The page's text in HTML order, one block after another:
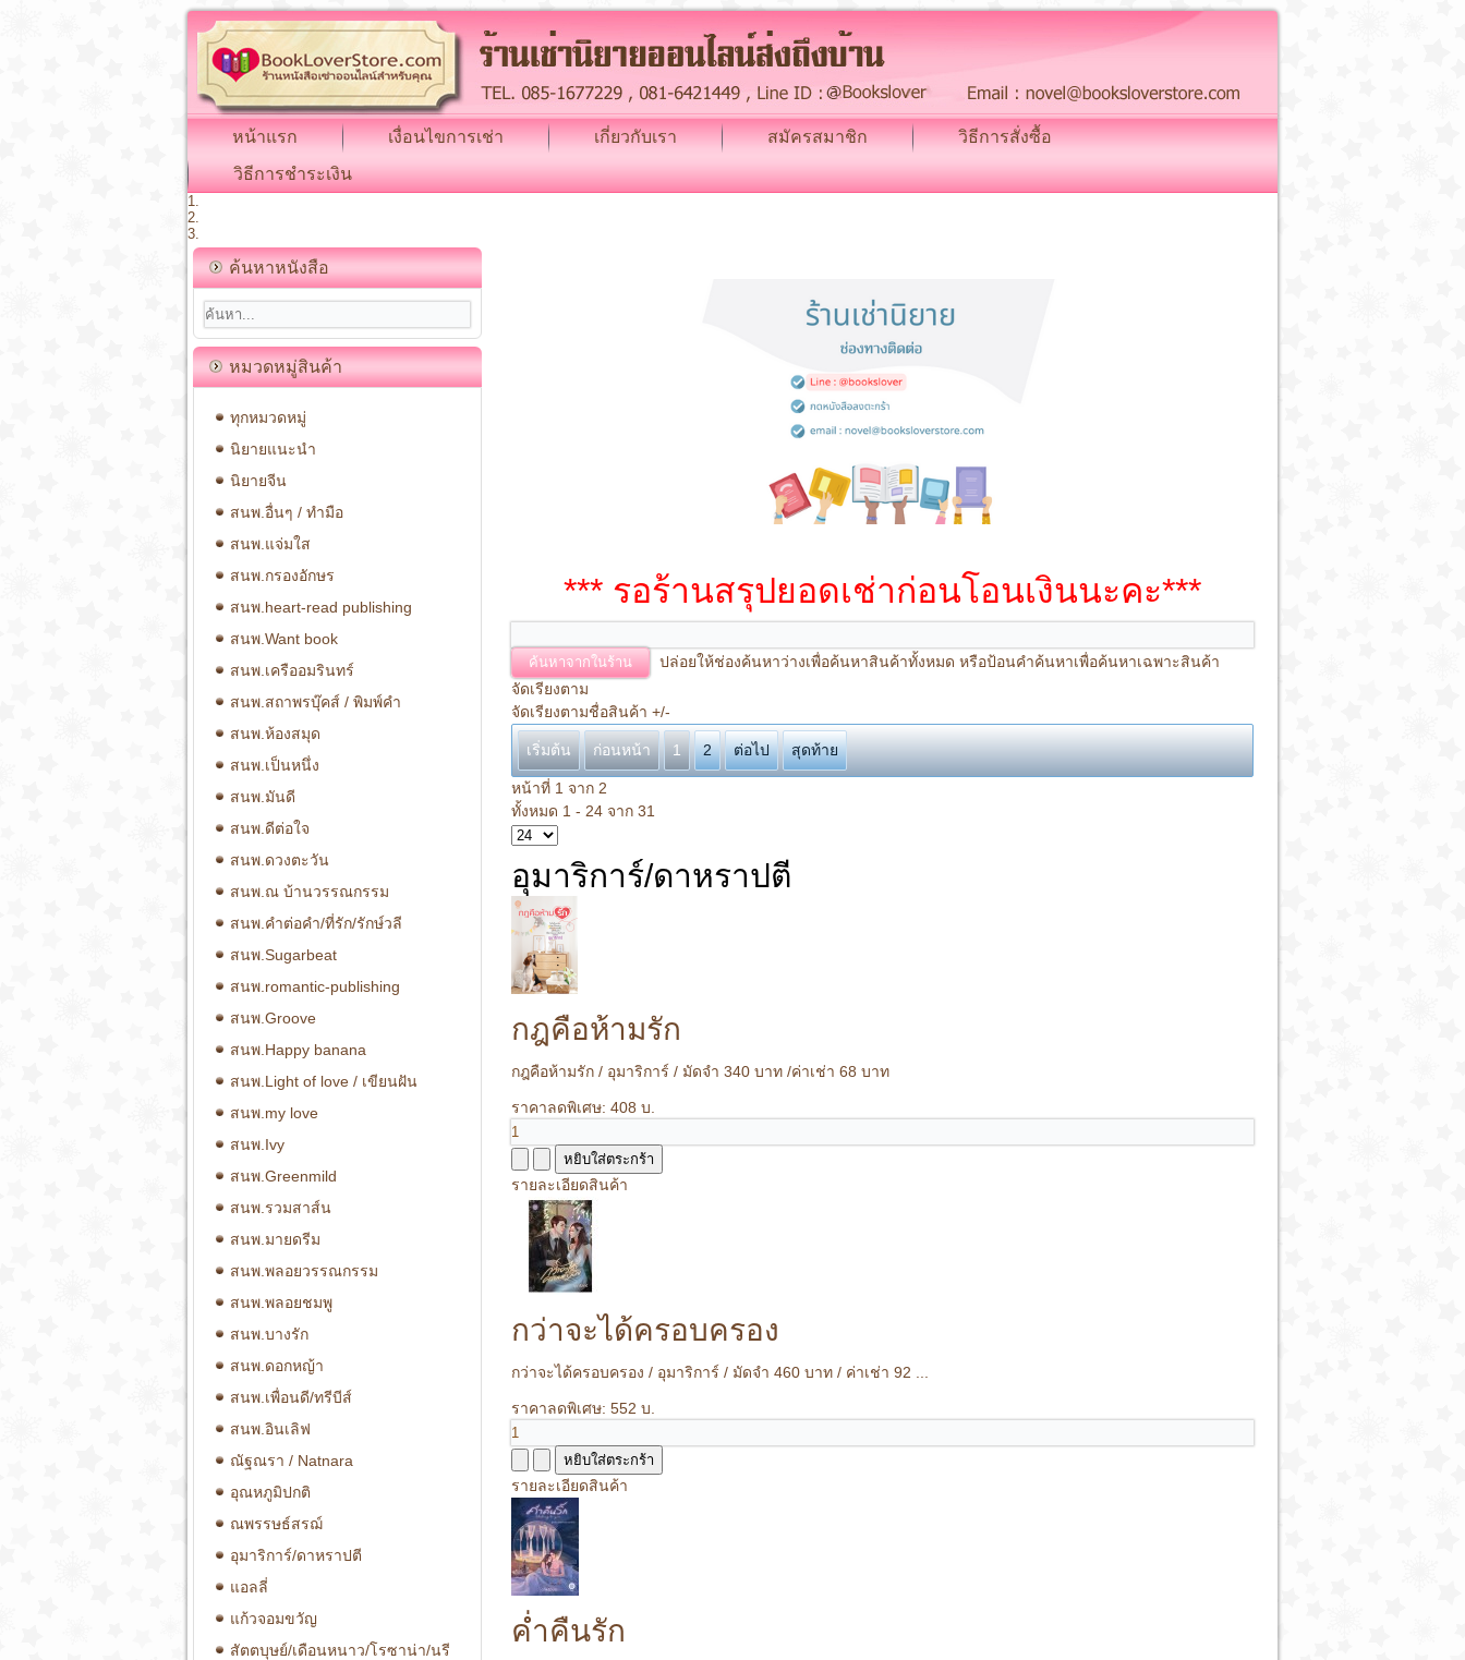
หน้าแรก เงื่อนไขการเช่า เกี่ยวกับเรา สมัครสมาชิก
วิธีการสั่งซื้อ
วิธีการชำระเงิน
ค้นหาหนังสือ
หมวดหมู่สินค้า
ทุกหมวดหมู่
นิยายแนะนำ
นิยายจีน
สนพ.อื่นๆ / ทำมือ
สนพ.แจ่มใส
สนพ.กรองอักษร
สนพ.heart-read publishing
สนพ.Want book
สนพ.เครืออมรินทร์
สนพ.สถาพรบุ๊คส์ / พิมพ์คำ
สนพ.ห้องสมุด
สนพ.เป็นหนึ่ง
สนพ.มันดี
สนพ.ดีต่อใจ
สนพ.ดวงตะวัน
สนพ.ณ บ้านวรรณกรรม
สนพ.คำต่อคำ/ที่รัก/รักษ์วลี
สนพ.Sugarbeat
สนพ.romantic-publishing
สนพ.Groove
สนพ.Happy banana
สนพ.Light of love / เขียนฝัน
สนพ.my love
สนพ.Ivy
สนพ.Greenmild
สนพ.รวมสาส์น
สนพ.มายดรีม
สนพ.พลอยวรรณกรรม
สนพ.พลอยชมพู
สนพ.บางรัก
สนพ.ดอกหญ้า
สนพ.เพื่อนดี/ทรีบีส์
สนพ.อินเลิฟ
ณัฐณรา / Natnara
อุณหภูมิปกติ
ณพรรษธ์สรฌ์
อุมาริการ์/ดาหราปตี
แอลลี่
แก้วจอมขวัญ
สัตตบุษย์/เดือนหนาว/โรซาน่า/นรี
*** รอร้านสรุปยอดเช่าก่อนโอนเงินนะคะ***
ปล่อยให้ช่องค้นหาว่างเพื่อค้นหาสินค้าทั้งหมด หรือป้อนคำค้นหาเพื่อค้นหาเฉพาะสินค้า
จัดเรียงตาม
จัดเรียงตามชื่อสินค้า +/-
เริ่มต้น ก่อนหน้า 1 2 ต่อไป สุดท้าย
หน้าที่ 1 จาก 2
ทั้งหมด 1 - 24 จาก 31
อุมาริการ์/ดาหราปตี
กฎคือห้ามรัก
กฎคือห้ามรัก / อุมาริการ์ / มัดจำ 340 บาท /ค่าเช่า 68 บาท
ราคาลดพิเศษ: 408 บ.
รายละเอียดสินค้า
กว่าจะได้ครอบครอง
กว่าจะได้ครอบครอง / อุมาริการ์ / มัดจำ 460 บาท / ค่าเช่า 92 ...
ราคาลดพิเศษ: 552 บ.
รายละเอียดสินค้า
ค่ำคืนรัก